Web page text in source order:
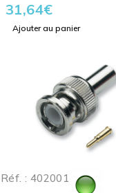
31,64€
Ajouter au panier
Réf. : 402001